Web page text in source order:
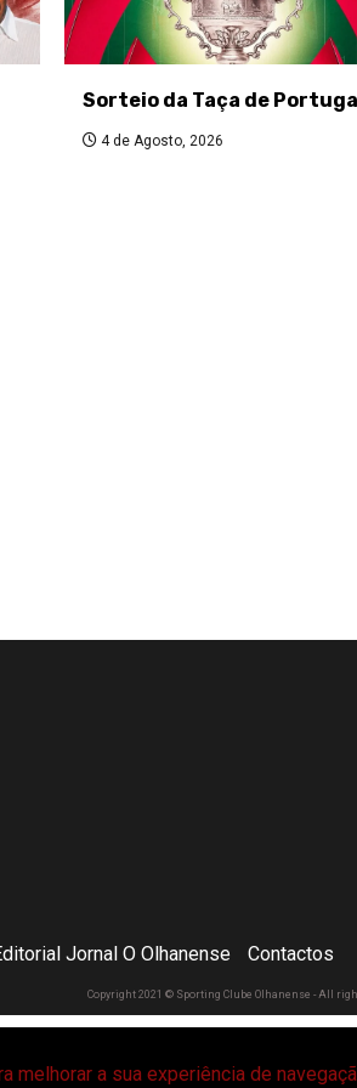
melhorar a sua experiência de
Sorteio da Taça de
4 de Agosto, 2026
Jornal O Olhanense Contactos
Copyright 2021 © Sporting Clube Olhanense - All